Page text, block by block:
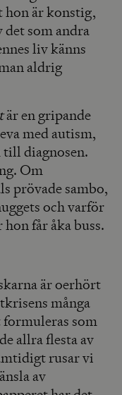
hon är konstig,
som andra
liv känns
aldrig
är en gripande
med autism,
till diagnosen.
Om
prövade sambo,
och varför
får åka buss.
är oerhört
många
som
allra flesta av
rusar vi
av